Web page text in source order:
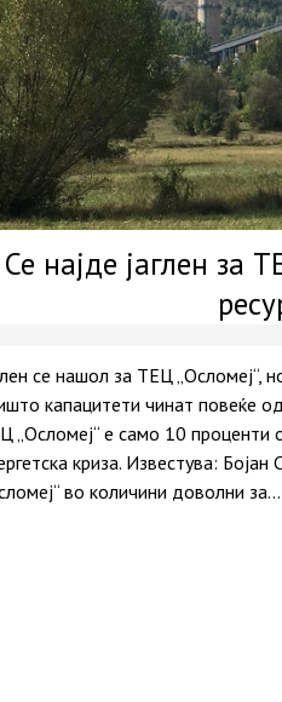
Се најде јаглен за
се нашол за ТЕЦ „Осломеј“,
капацитети чинат повеќе
„Осломеј“ е само 10 проценти
криза. Известува:
во количини доволни за…